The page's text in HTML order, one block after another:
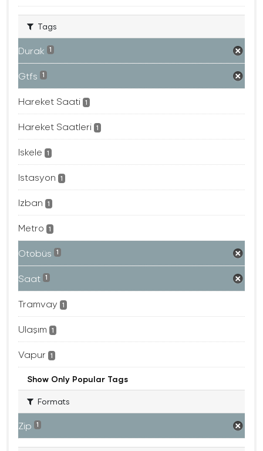
Tags
Durak 1
Gtfs 1
Hareket Saati 1
Hareket Saatleri 1
Iskele 1
Istasyon 1
Izban 1
Metro 1
Otobüs 1
Saat 1
Tramvay 1
Ulaşım 1
Vapur 1
Show Only Popular Tags
Formats
Zip 1